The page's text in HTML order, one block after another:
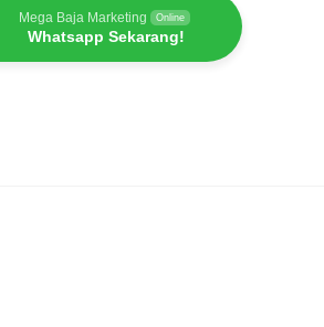
Mega Baja Marketing Online
Whatsapp Sekarang!